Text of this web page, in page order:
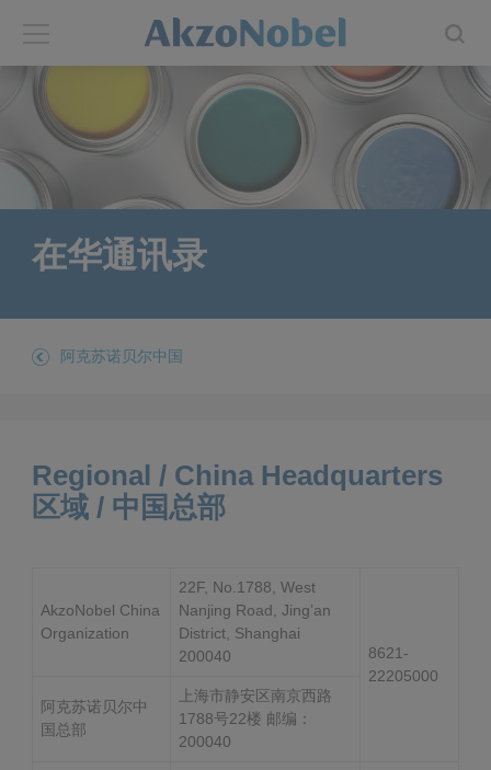
ABOUT US
About us
Annual report
Governance
Position statements
INVESTORS
Investors
Shares and ADRs
Debt and ratings
Investor Relations team
在华通讯录
阿克苏诺贝尔中国
Regional / China Headquarters
区域 / 中国总部
AkzoNobel China
Organization
22F, No.1788, West
Nanjing Road, Jing’an
District, Shanghai
200040
8621-
22205000
阿克苏诺贝尔中
国总部
上海市静安区南京西路
1788号22楼 邮编：
200040